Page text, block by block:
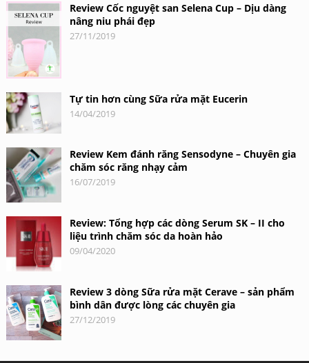
Review Cốc nguyệt san Selena Cup – Dịu dàng
nâng niu phái đẹp
27/11/2019
Tự tin hơn cùng Sữa rửa mặt Eucerin
14/04/2019
Review Kem đánh răng Sensodyne – Chuyên gia
chăm sóc răng nhạy cảm
16/07/2019
Review: Tổng hợp các dòng Serum SK – II cho
liệu trình chăm sóc da hoàn hảo
09/04/2020
Review 3 dòng Sữa rửa mặt Cerave – sản phẩm
bình dân được lòng các chuyên gia
27/12/2019